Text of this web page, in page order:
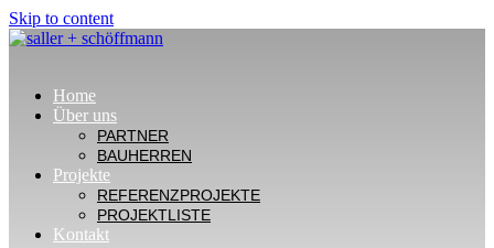
Skip to content
Home
Über uns
PARTNER
BAUHERREN
Projekte
REFERENZPROJEKTE
PROJEKTLISTE
Kontakt